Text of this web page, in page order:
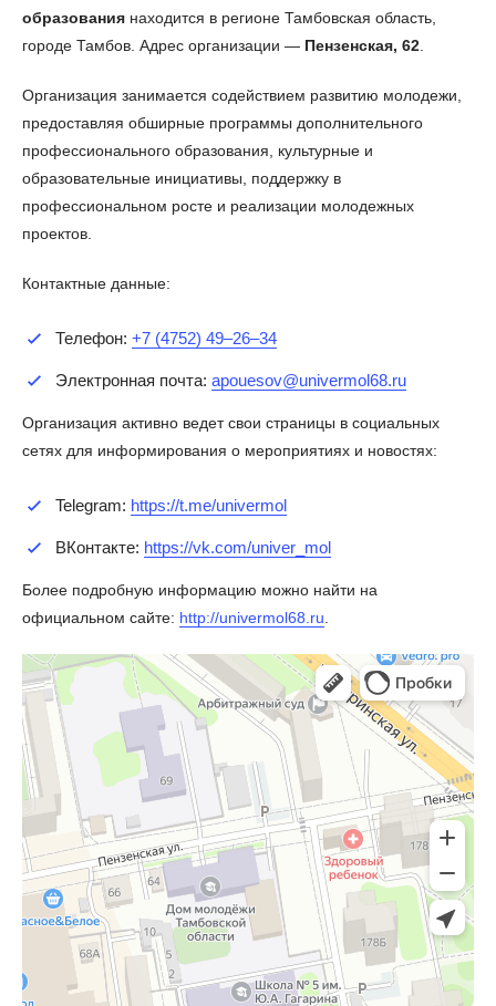
образования находится в регионе Тамбовская область,
городе Тамбов. Адрес организации — Пензенская, 62
Организация занимается содействием развитию молодежи,
предоставляя обширные программы дополнительного
профессионального образования, культурные и
образовательные инициативы, поддержку в
профессиональном росте и реализации молодежных
проектов.
Контактные данные:
Телефон: +7 (4752) 49‒26‒34
Электронная почта: apouesov@univermol68.ru
Организация активно ведет свои страницы в социальных
сетях для информирования о мероприятиях и новостях:
Telegram: https://t.me/univermol
ВКонтакте: https://vk.com/univer_mol
Более подробную информацию можно найти на
официальном сайте: http://univermol68.ru